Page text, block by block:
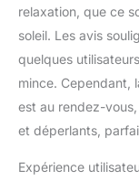
relaxation, que ce
soleil. Les avis
quelques
mince. Cependant,
est au rendez-
et déperlants,
Expérience